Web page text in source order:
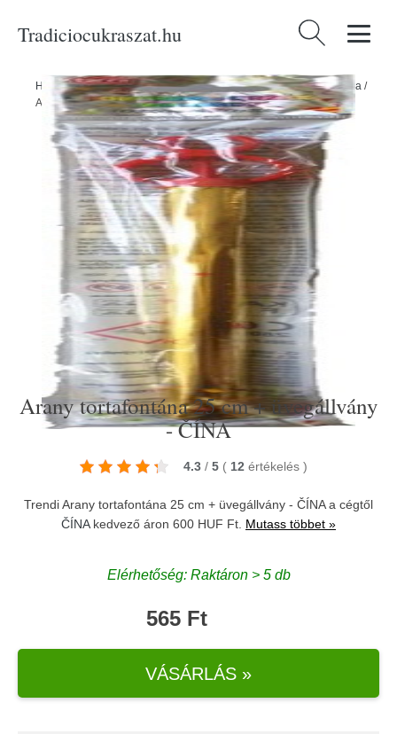
Tradiciocukraszat.hu Keresés:
Home/Produkty/Ünnepségek és partik/Szórakoztató pirotechnika /
Arany tortafontána 25 cm + üvegállvány - ČÍNA
Arany tortafontána 25 cm + üvegállvány
- ČÍNA
4.3 / 5 ( 12 értékelés )
Trendi Arany tortafontána 25 cm + üvegállvány - ČÍNA a cégtől
ČÍNAkedvező áron 600 HUF Ft. Mutass többet »
Elérhetőség: Raktáron > 5 db
565 Ft
VÁSÁRLÁS »